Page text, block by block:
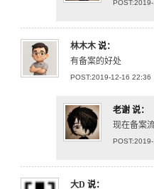
林木木 说：
有备案的好处
POST:2019-12-16 22:36
老谢 说：
现在备案
大D 说：